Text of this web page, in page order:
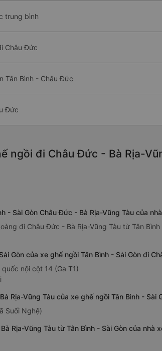
trung bình
Châu Đức
Tân Bình - Châu Đức
Đức
ngồi đi Châu Đức - Bà Rịa-
- Sài Gòn Châu Đức - Bà Rịa-Vũng Tàu của
đi Châu Đức - Bà Rịa-Vũng Tàu từ Tân
Gòn của xe ghế ngồi Tân Bình - Sài Gòn đi
nội cột 14 (Ga T1)
Rịa-Vũng Tàu của xe ghế ngồi Tân Bình - Sài
Suối Nghệ)
Rịa-Vũng Tàu từ Tân Bình - Sài Gòn của nhà